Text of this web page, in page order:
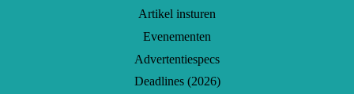
Artikel insturen
Evenementen
Advertentiespecs
Deadlines (2026)